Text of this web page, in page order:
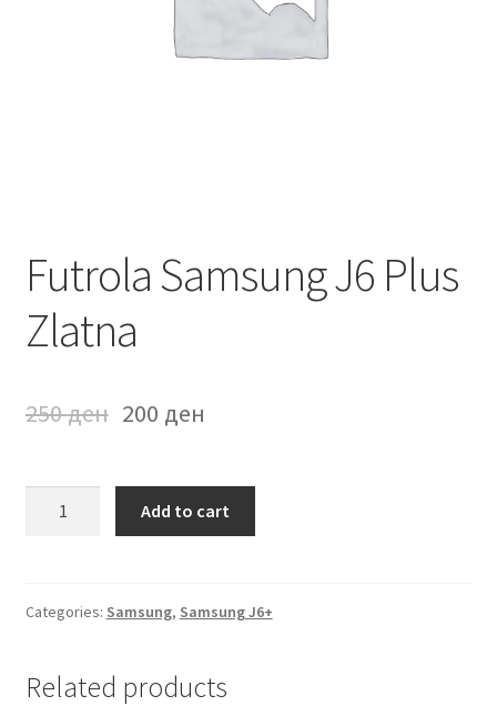
Futrola Samsung J6 Plus
Zlatna
250ден 200 ден
Zlatna
Add to cart
Categories: Samsung, Samsung J6+
Related products